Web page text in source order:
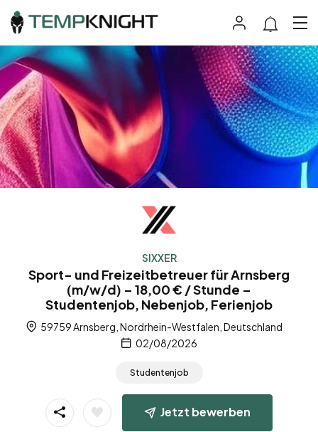
SIXXER
Sport- und Freizeitbetreuer für Arnsberg
(m/w/d) – 18,00 € / Stunde –
Studentenjob, Nebenjob, Ferienjob
59759 Arnsberg, Nordrhein-Westfalen, Deutschland
02/08/2026
Studentenjob
Jetzt bewerben